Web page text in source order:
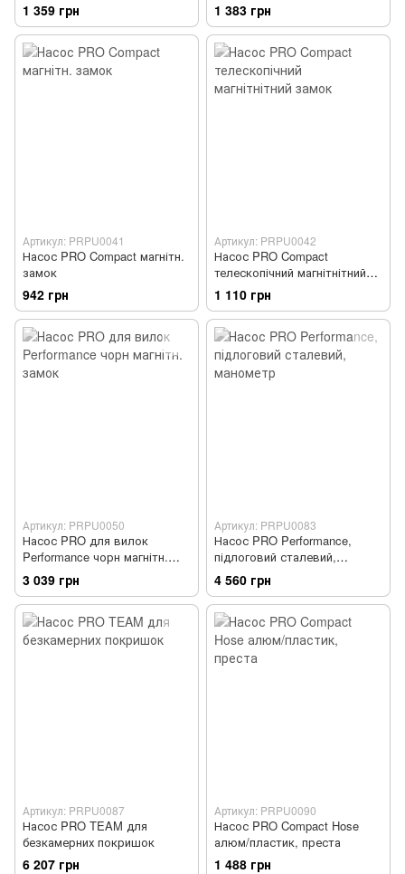
1 359 грн 1 383 грн
Артикул: PRPU0041
Насос PRO Compact магнітн.
замок
942 грн
Артикул: PRPU0042
Насос PRO Compact
телескопічний магнітнітний
замок
1 110 грн
Артикул: PRPU0050
Насос PRO для вилок
Performance чорн магнітн.
замок
3 039 грн
Артикул: PRPU0083
Насос PRO Performance,
підлоговий сталевий,
манометр
4 560 грн
Артикул: PRPU0087
Насос PRO TEAM для
безкамерних покришок
6 207 грн
Артикул: PRPU0090
Насос PRO Compact Hose
алюм/пластик, преста
1 488 грн